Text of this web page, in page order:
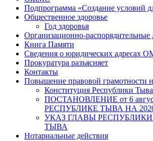
Подпрограмма «Создание условий
Общественное здоровье
Год здоровья
Организационно-
Книга Памяти
Сведения о юридических
Прокуратура разъясняет
Контакты
Повышение правовой грамотности
Конституция Республики Тыва
ПОСТАНОВЛЕНИЕ от 6
РЕСПУБЛИКЕ ТЫВА НА
УКАЗ ГЛАВЫ
ТЫВА
Нотариальные действия